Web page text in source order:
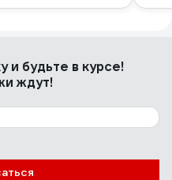
и будьте в курсе!
ждут!